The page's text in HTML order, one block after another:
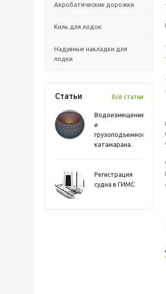
Акробатические дорожки
Киль для лодок
Надувные накладки для
лодки
Статьи Все статьи
Водоизмещение
и
грузоподъемность
катамарана.
Регистрация
судна в ГИМС